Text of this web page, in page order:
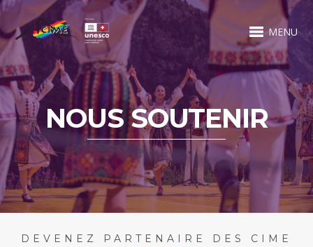
MENU
NOUS SOUTENIR
DEVENEZ PARTENAIRE DES CIME